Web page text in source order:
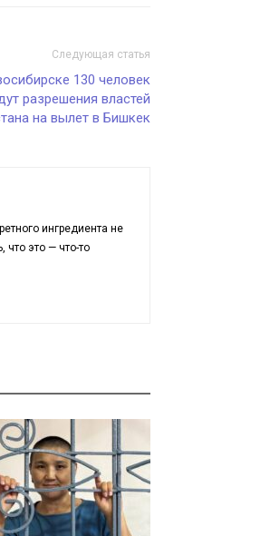
Следующая статья
130 человек
разрешения властей
на вылет в Бишкек
ингредиента не
что это — что-то